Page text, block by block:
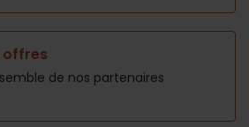
offres
de nos partenaires